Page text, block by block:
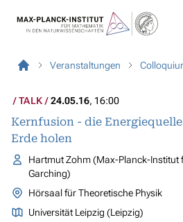
Veranstaltungen
TALK 24.05.16, 16:00
Kernfusion - die
Erde holen
Hartmut Zohm (Max-Planck-Institut
Garching)
Hörsaal für Theoretische Physik
Universität Leipzig (Leipzig)